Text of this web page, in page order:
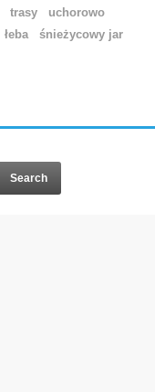
trasy
uchorowo
łeba
śnieżycowy jar